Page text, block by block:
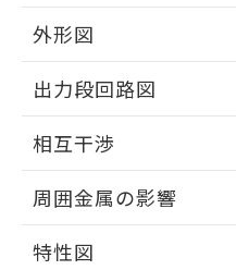
外形図
外形図
出力段回路図
出力段回路図
相互干渉
相互干渉
周囲金属の影響
特性図
※本証明書は発行日
るもので、過去に遡
ものではありません
また、RoHS指令の
物質の対応では、対
欄に対応日を記載し
既に当社にて対応
していることから、
す。